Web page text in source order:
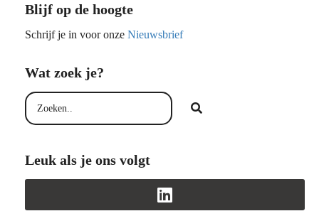
Blijf op de hoogte
Schrijf je in voor onze Nieuwsbrief
Wat zoek je?
Leuk als je ons volgt